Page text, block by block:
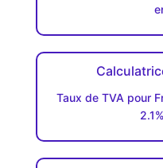
Taux de TVA pour